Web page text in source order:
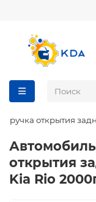
ручка открытия
открытия
Kia Rio